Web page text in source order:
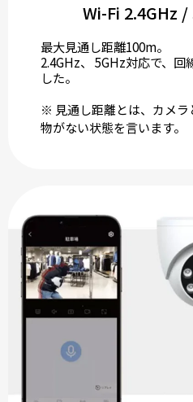
Wi-Fi 2.4GHz
最大見通し距離100m。
2.4GHz、 5GHz対応で、回
した。
※ 見通し距離とは、カメ
物がない状態を言います。